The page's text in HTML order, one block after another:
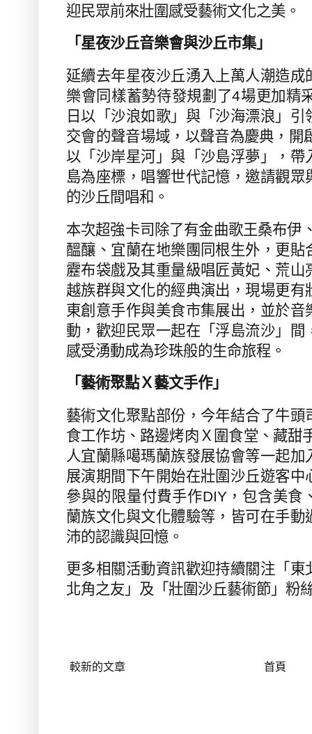
迎民眾前來壯圍感受藝術文化之美。
「星夜沙丘音樂會與沙丘市集」
延續去年星夜沙丘湧入上萬人潮造
樂會同樣蓄勢待發規劃了4場更加精
日以「沙浪如歌」與「沙海漂浪」
交會的聲音場域，以聲音為慶典，開
以「沙岸星河」與「沙島浮夢」，
島為座標，唱響世代記憶，邀請觀
的沙丘間唱和。
本次超強卡司除了有金曲歌王桑布伊
醞釀、宜蘭在地樂團同根生外，更
靂布袋戲及其重量級唱匠黃妃、荒
越族群與文化的經典演出，現場更
東創意手作與美食市集展出，並於
動，歡迎民眾一起在「浮島流沙」
感受湧動成為珍珠般的生命旅程。
「藝術聚點Ｘ藝文手作」
藝術文化聚點部份，今年結合了牛
食工作坊、路邊烤肉Ｘ圍食堂、藏甜
人宜蘭縣噶瑪蘭族發展協會等一起
展演期間下午開始在壯圍沙丘遊客
參與的限量付費手作DIY，包含美食
蘭族文化與文化體驗等，皆可在手
沛的認識與回憶。
更多相關活動資訊歡迎持續關注「
北角之友」及「壯圍沙丘藝術節」粉
較新的文章 首頁